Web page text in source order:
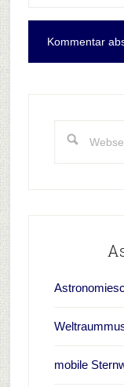
durchsuchen
mobile